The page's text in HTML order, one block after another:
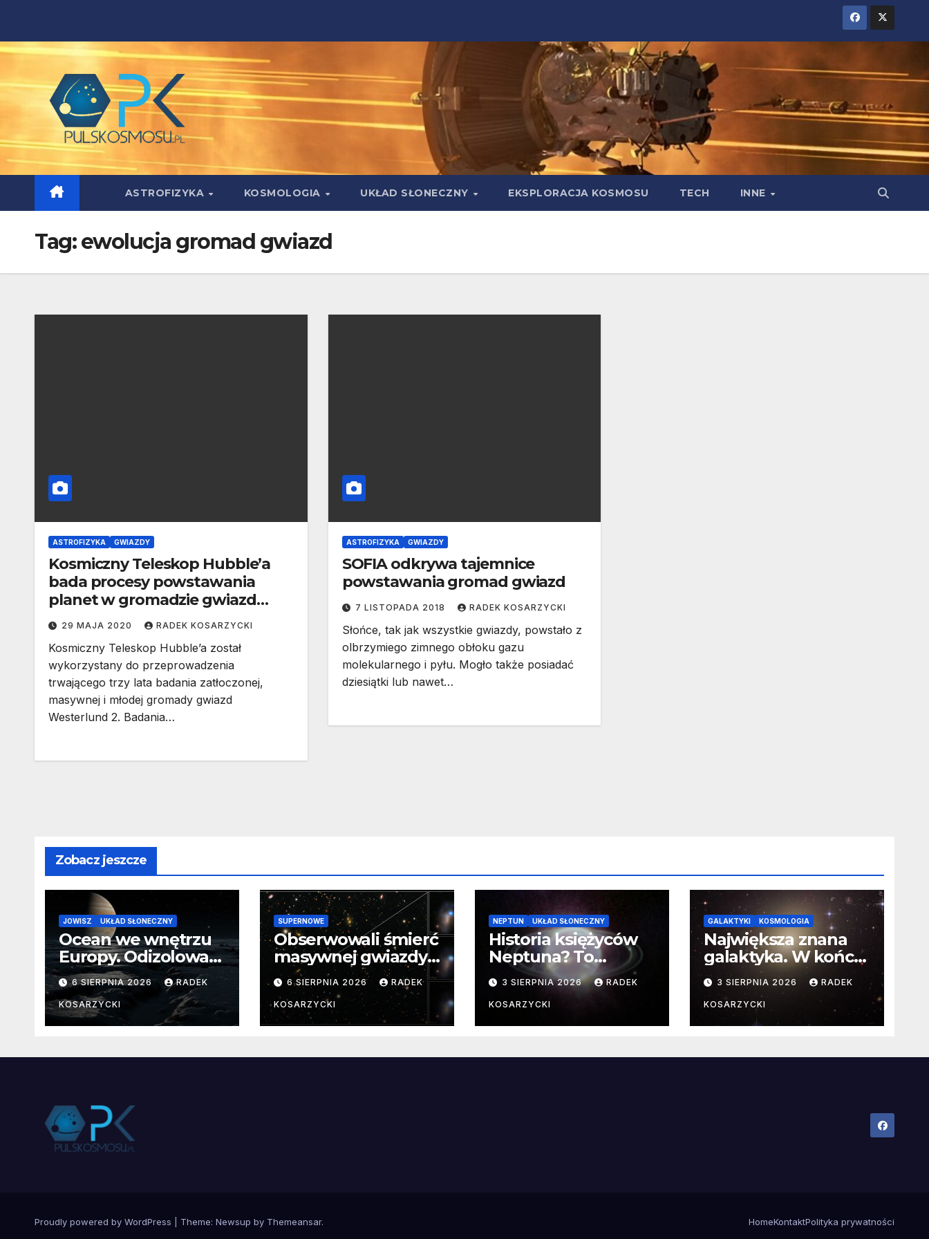
content
ASTROFIZYKA KOSMOLOGIA UKŁAD SŁONECZNY EKSPLORACJA KOSMOSU TECH INNE
Tag:ewolucja gromad gwiazd
ASTROFIZYKA GWIAZDY
Kosmiczny Teleskop Hubble’a
bada procesy powstawania
planet w gromadzie gwiazd
Westerlund 2
29 MAJA 2020 RADEK KOSARZYCKI
Kosmiczny Teleskop Hubble’a został
wykorzystany do przeprowadzenia
trwającego trzy lata badania zatłoczonej,
masywnej i młodej gromady gwiazd
Westerlund 2. Badania…
ASTROFIZYKA GWIAZDY
SOFIA odkrywa tajemnice
powstawania gromad gwiazd
7 LISTOPADA 2018 RADEK KOSARZYCKI
Słońce, tak jak wszystkie gwiazdy, powstało z
olbrzymiego zimnego obłoku gazu
molekularnego i pyłu. Mogło także posiadać
dziesiątki lub nawet…
Zobacz jeszcze
JOWISZ UKŁAD SŁONECZNY
Ocean we wnętrzu
Europy. Odizolowani
przez lodową
barierę
6 SIERPNIA 2026 RADEK
KOSARZYCKI
SUPERNOWE
Obserwowali śmierć
masywnej gwiazdy
od samego
początku.
Niezwykle cenne
dane
6 SIERPNIA 2026 RADEK
KOSARZYCKI
NEPTUN UKŁAD SŁONECZNY
Historia księżyców
Neptuna? To
skomplikowane
3 SIERPNIA 2026 RADEK
KOSARZYCKI
GALAKTYKI KOSMOLOGIA
Największa znana
galaktyka. W końcu
poznaliśmy jej
faktyczne wymiary
3 SIERPNIA 2026 RADEK
KOSARZYCKI
Proudly powered by WordPress Theme: Newsup by Themeansar. HomeKontaktPolityka prywatności